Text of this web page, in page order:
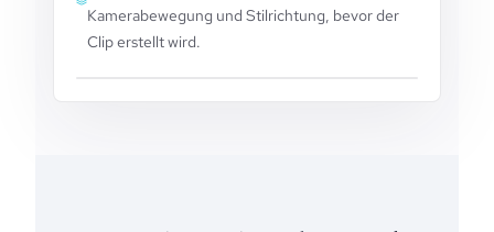
Kamerabewegung und Stilrichtung, bevor der
Clip erstellt wird.